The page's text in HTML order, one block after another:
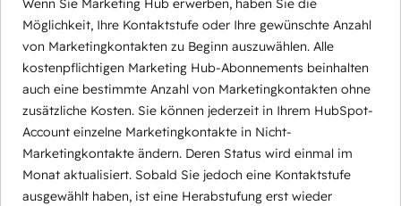
Wenn Sie Marketing Hub erwerben, haben Sie die
Möglichkeit, Ihre Kontaktstufe oder Ihre gewünschte Anzahl
von Marketingkontakten zu Beginn auszuwählen. Alle
kostenpflichtigen Marketing Hub-Abonnements beinhalten
auch eine bestimmte Anzahl von Marketingkontakten ohne
zusätzliche Kosten. Sie können jederzeit in Ihrem HubSpot-
Account einzelne Marketingkontakte in Nicht-
Marketingkontakte ändern. Deren Status wird einmal im
Monat aktualisiert. Sobald Sie jedoch eine Kontaktstufe
ausgewählt haben, ist eine Herabstufung erst wieder